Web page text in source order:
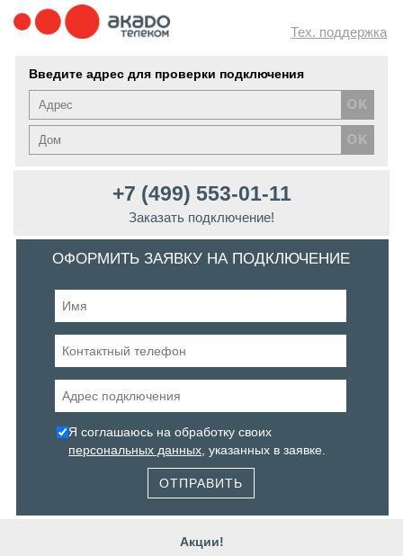
Тех. поддержка
Введите адрес для проверки подключения
+7 (499) 553-01-11
Заказать подключение!
ОФОРМИТЬ ЗАЯВКУ НА ПОДКЛЮЧЕНИЕ
Я соглашаюсь на обработку своих
персональных данных , указанных в заявке.
ОТПРАВИТЬ
Акции!